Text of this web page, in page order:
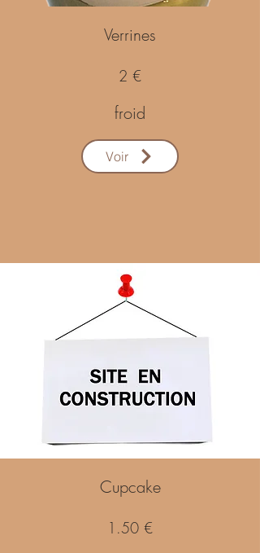
Verrines
2 €
froid
Voir
Cupcake
1.50 €